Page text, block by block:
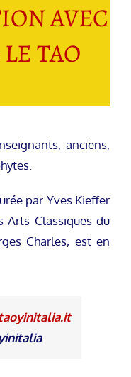
AVEC
TAO
anciens,
par Yves Kieffer
Arts Classiques du
Charles, est en